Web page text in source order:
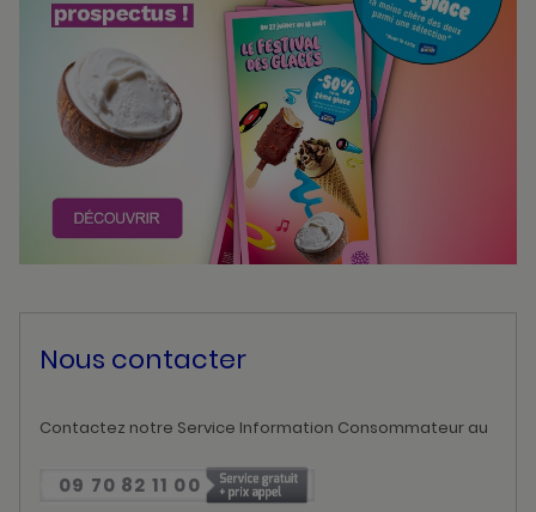
Nous contacter
Contactez notre Service Information Consommateur au
09 70 82 11 00